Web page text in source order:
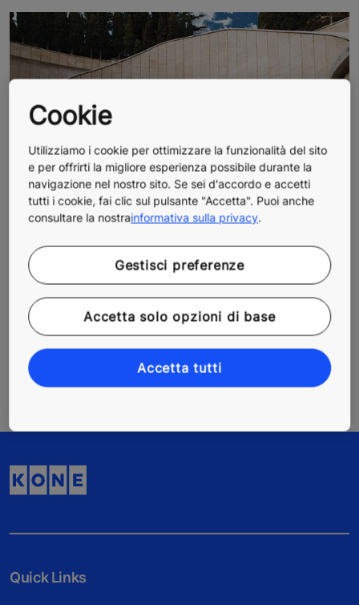
Quick Links
Cookie
Utilizziamo i cookie per ottimizzare la funzionalità del sito
e per offrirti la migliore esperienza possibile durante la
navigazione nel nostro sito. Se sei d'accordo e accetti
tutti i cookie, fai clic sul pulsante "Accetta". Puoi anche
consultare la nostrainformativa sulla privacy.
Gestisci preferenze
Accetta solo opzioni di base
Accetta tutti